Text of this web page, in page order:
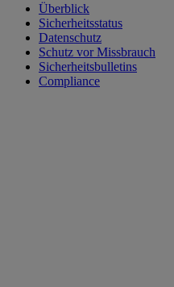
Überblick
Sicherheitsstatus
Datenschutz
Schutz vor Missbrauch
Sicherheitsbulletins
Compliance